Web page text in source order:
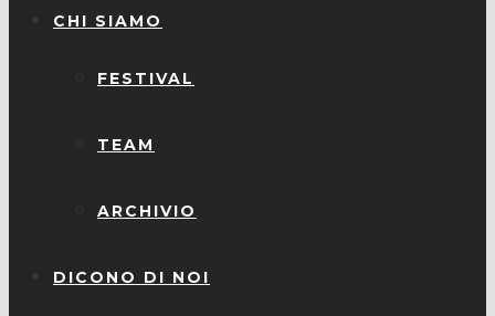
CHI SIAMO
FESTIVAL
TEAM
ARCHIVIO
DICONO DI NOI